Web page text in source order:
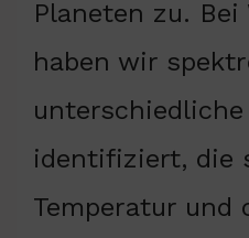
Planeten zu. Bei
haben wir
unterschiedliche
identifiziert, die
Temperatur und